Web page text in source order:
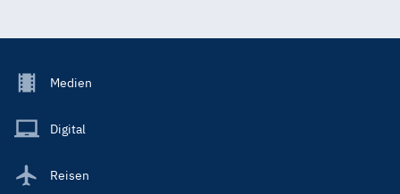
Footer
Main
Medien
Digital
Reisen